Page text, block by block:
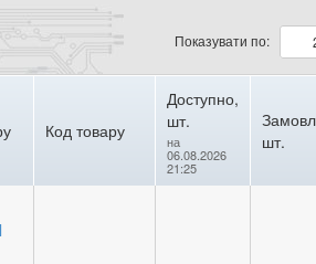
Показувати по:
Код товару
Доступно,
шт.
на
06.08.2026
21:25
шт.